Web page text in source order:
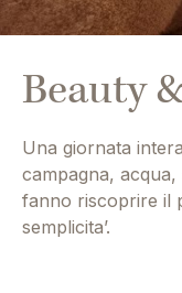
Beauty
Una giornata
campagna,
fanno riscoprire il
semplicita’.